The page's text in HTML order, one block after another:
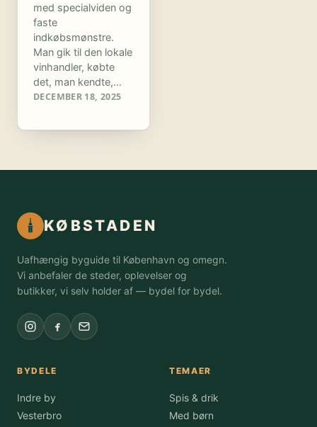
med specialviden og
faste
indkøbsmønstre.
Man gik til den lokale
vinhandler, købte
det, man kendte,…
DECEMBER 18, 2025
KØBSTADEN
Uafhængig byguide til København og omegn.
Vi anbefaler de steder, oplevelser og
butikker, vi selv holder af — bydel for bydel.
BYDELE
Indre by
Vesterbro
TEMAER
Spis & drik
Med børn